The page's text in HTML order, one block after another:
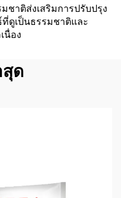
าติส่งเสริมการปรับปรุง
ดูเป็นธรรมชาติและ
นื่อง
ด